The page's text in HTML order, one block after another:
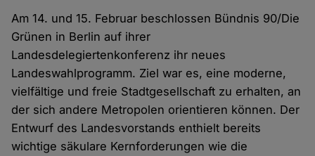
Am 14. und 15. Februar beschlossen Bündnis 90/Die
Grünen in Berlin auf ihrer
Landesdelegiertenkonferenz ihr neues
Landeswahlprogramm. Ziel war es, eine moderne,
vielfältige und freie Stadtgesellschaft zu erhalten, an
der sich andere Metropolen orientieren können. Der
Entwurf des Landesvorstands enthielt bereits
wichtige säkulare Kernforderungen wie die